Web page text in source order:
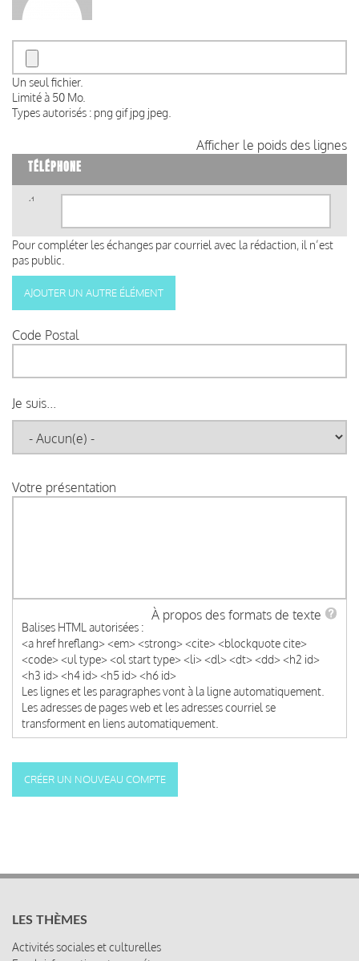
Un seul fichier.
Limité à 50 Mo.
Types autorisés : png gif jpg jpeg.
Afficher le poids des lignes
TÉLÉPHONE
1)
Pour compléter les échanges par courriel avec la rédaction, il n’est
pas public.
Code Postal
Je suis...
Votre présentation
À propos des formats de texte
Balises HTML autorisées :
<a href hreflang> <em> <strong> <cite> <blockquote cite>
<code> <ul type> <ol start type> <li> <dl> <dt> <dd> <h2 id>
<h3 id> <h4 id> <h5 id> <h6 id>
Les lignes et les paragraphes vont à la ligne automatiquement.
Les adresses de pages web et les adresses courriel se
transforment en liens automatiquement.
LES THÈMES
Activités sociales et culturelles